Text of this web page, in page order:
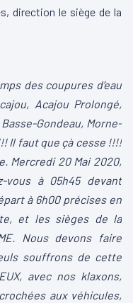
direction le siège de la
des coupures d’eau
Acajou Prolongé,
Gondeau, Morne-
Il faut que çà cesse !!!!
Mercredi 20 Mai 2020,
vous à 05h45 devant
à 6h00 précises en
et les sièges dela
Nous devons faire
souffrons de cette
avec nos klaxons,
aux véhicules,